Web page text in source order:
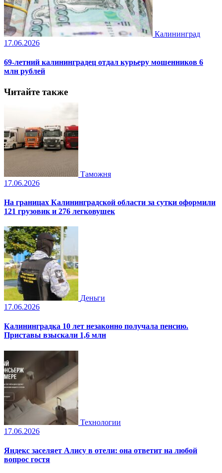
Калининград
17.06.2026
69-летний калининградец отдал курьеру мошенников 6
млн рублей
Читайте также
Таможня
17.06.2026
На границах Калининградской области за сутки оформили
121 грузовик и 276 легковушек
Деньги
17.06.2026
Калининградка 10 лет незаконно получала пенсию.
Приставы взыскали 1,6 млн
Технологии
17.06.2026
Яндекс заселяет Алису в отели: она ответит на любой
вопрос гостя